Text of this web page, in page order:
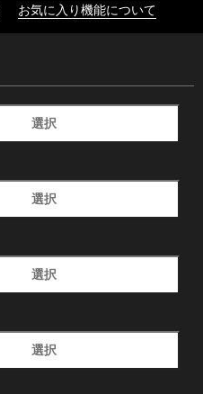
お気に入り機能について
選択
選択
選択
選択